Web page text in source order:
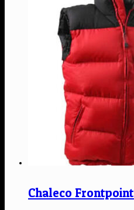
Chaleco Frontpoint